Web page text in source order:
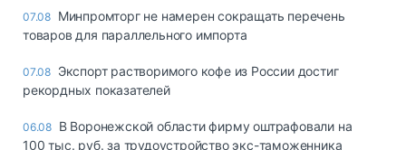
07.08 Минпромторг не намерен сокращать перечень
товаров для параллельного импорта
07.08 Экспорт растворимого кофе из России достиг
рекордных показателей
06.08 В Воронежской области фирму оштрафовали на
100 тыс. руб. за трудоустройство экс-таможенника